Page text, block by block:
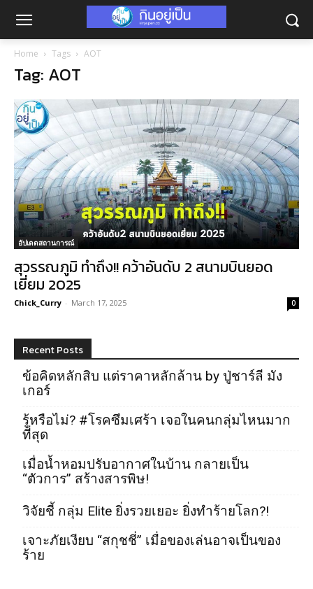
Home Tags AOT
Tag: AOT
อัปเดตสถานการณ์
สุวรรณภูมิ ทำถึง!! คว้าอันดับ 2 สนามบินยอด
เยี่ยม 2025
Chick_Curry - March 17, 2025 0
Recent Posts
ข้อคิดหลักสิบ แต่ราคาหลักล้าน by ปู่ชาร์ลี มัง
เกอร์
รู้หรือไม่? #โรคซึมเศร้า เจอในคนกลุ่มไหนมาก
ที่สุด
เมื่อน้ำหอมปรับอากาศในบ้าน กลายเป็น
“ตัวการ” สร้างสารพิษ!
วิจัยชี้ กลุ่ม Elite ยิ่งรวยเยอะ ยิ่งทำร้ายโลก?!
เจาะภัยเงียบ “สกุชชี่” เมื่อของเล่นอาจเป็นของ
ร้าย